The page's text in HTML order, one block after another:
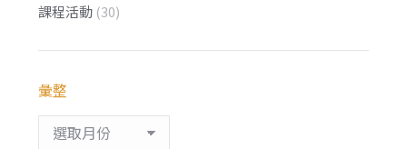
課程活動 (30)
彙整